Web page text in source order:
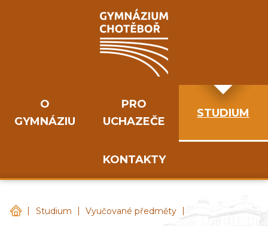
O
GYMNÁZIU
PRO
UCHAZEČE
STUDIUM
KONTAKTY
Gymnázium Chotěboř
| Studium | Vyučované předměty |